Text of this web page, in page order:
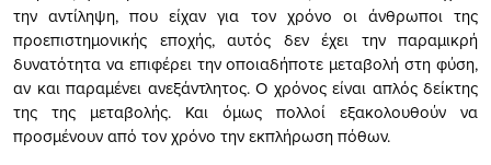
την αντίληψη, που είχαν για τον χρόνο οι άνθρωποι της
προεπιστημονικής εποχής, αυτός δεν έχει την παραμικρή
δυνατότητα να επιφέρει την οποιαδήποτε μεταβολή στη φύση,
αν και παραμένει ανεξάντλητος. Ο χρόνος είναι απλός δείκτης
της της μεταβολής. Και όμως πολλοί εξακολουθούν να
προσμένουν από τον χρόνο την εκπλήρωση πόθων.